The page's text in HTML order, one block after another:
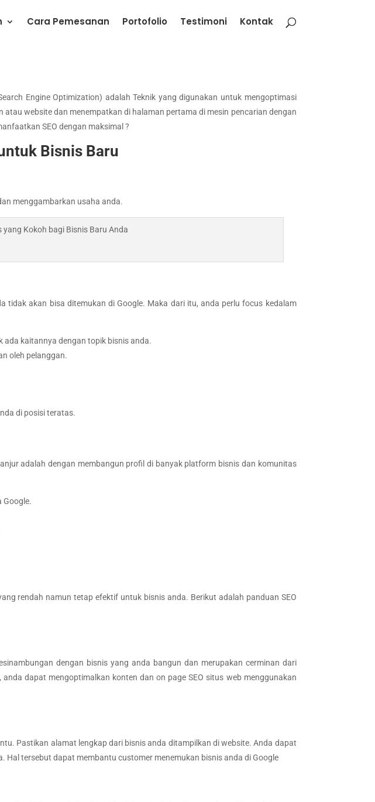
Cara Pemesanan Portofolio Testimoni Kontak
Engine Optimization) adalah Teknik yang digunakan untuk mengoptimasi
website dan menempatkan di halaman pertama di mesin pencarian dengan
SEO dengan maksimal ?
Bisnis Baru
menggambarkan usaha anda.
tidak akan bisa ditemukan di Google. Maka dari itu, anda perlu focus kedalam
ada kaitannya dengan topik bisnis anda.
oleh pelanggan.
di posisi teratas.
adalah dengan membangun profil di banyak platform bisnis dan komunitas
Google.
rendah namun tetap efektif untuk bisnis anda. Berikut adalah panduan SEO
dengan bisnis yang anda bangun dan merupakan cerminan dari
dapat mengoptimalkan konten dan on page SEO situs web menggunakan
Pastikan alamat lengkap dari bisnis anda ditampilkan di website. Anda dapat
tersebut dapat membantu customer menemukan bisnis anda di Google